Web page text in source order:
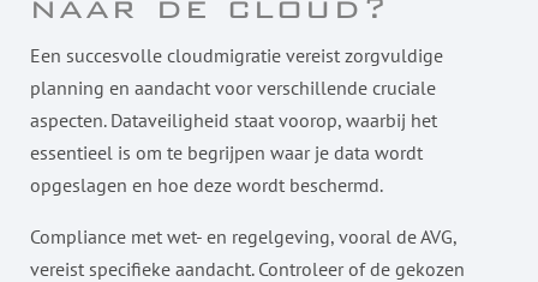
Een succesvolle cloudmigratie vereist zorgvuldige
planning en aandacht voor verschillende cruciale
aspecten. Dataveiligheid staat voorop, waarbij het
essentieel is om te begrijpen waar je data wordt
opgeslagen en hoe deze wordt beschermd.
Compliance met wet- en regelgeving, vooral de AVG,
vereist specifieke aandacht. Controleer of de gekozen